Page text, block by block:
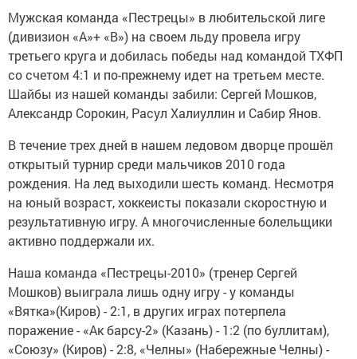
Мужская команда «Пестрецы» в любительской лиге
(дивизион «А»+ «В») на своем льду провела игру
третьего круга и добилась победы над командой ТХФП
со счетом 4:1 и по-прежнему идет на третьем месте.
Шайбы из нашей команды забили: Сергей Мошков,
Александр Сорокин, Расул Халиуллин и Сабир Янов.
В течение трех дней в нашем ледовом дворце прошёл
открытый турнир среди мальчиков 2010 года
рождения. На лед выходили шесть команд. Несмотря
на юный возраст, хоккеисты показали скоростную и
результативную игру. А многочисленные болельщики
активно поддержали их.
Наша команда «Пестрецы-2010» (тренер Сергей
Мошков) выиграла лишь одну игру - у команды
«Вятка»(Киров) - 2:1, в других играх потерпела
поражение - «Ак барсу-2» (Казань) - 1:2 (по буллитам),
«Союзу» (Киров) - 2:8, «Челны» (Набережные Челны) -